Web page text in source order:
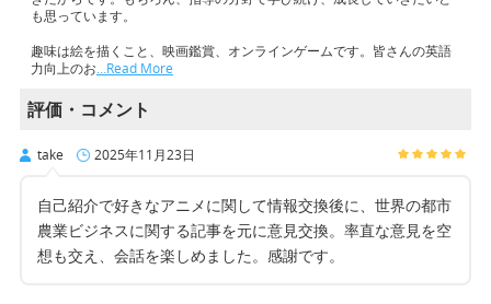
も思っています。
趣味は絵を描くこと、映画鑑賞、オンラインゲームです。皆さんの英語
力向上のお…Read More
評価・コメント
take 2025年11月23日
自己紹介で好きなアニメに関して情報交換後に、世界の都市
農業ビジネスに関する記事を元に意見交換。率直な意見を空
想も交え、会話を楽しめました。感謝です。